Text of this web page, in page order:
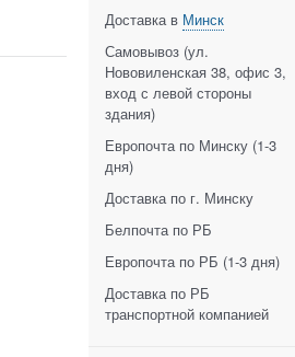
Доставка в Минск
Самовывоз (ул.
Нововиленская 38, офис 3,
вход с левой стороны
здания)
Европочта по Минску (1-3
дня)
Доставка по г. Минску
Белпочта по РБ
Европочта по РБ (1-3 дня)
Доставка по РБ
транспортной компанией